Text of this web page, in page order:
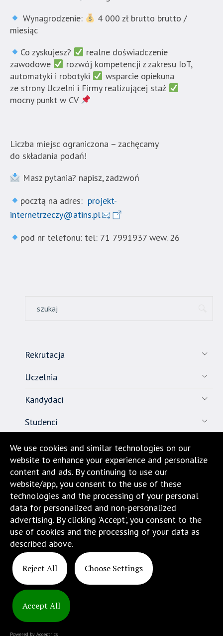
wiadomością.
Strona
została
wyposażona
dedykowane
skróty
obsługiwana
jest
standardowy
Wynagrodzenie:
4 000 zł brutto brutto /
miesiąc
Co zyskujesz?
realne doświadczenie
zawodowe
rozwój kompetencji z zakresu IoT,
automatyki i robotyki
wsparcie opiekuna
ze strony Uczelni i Firmy realizującej staż
mocny punkt w CV
Liczba miejsc ograniczona – zachęcamy
do składania podań!
Masz pytania? napisz, zadzwoń
pocztą na adres: projekt-
internetrzeczy@atins.pl
pod nr telefonu: tel: 71 7991937 wew. 26
Rekrutacja
Uczelnia
Kandydaci
Studenci
Pracownicy
Nauka
Biuro karier
Kontakt
Dojazd i lokalizacja
We use cookies and similar technologies on our
website to enhance your experience and personalize
content and ads. By continuing to use our
website/app, you consent to the use of these
technologies and the processing of your personal
data for personalized and non-personalized
advertising. By clicking 'Accept', you consent to the
use of cookies and the processing of your data as
described above.
Reject All Choose Settings
Accept All
Powered by Acceptrics